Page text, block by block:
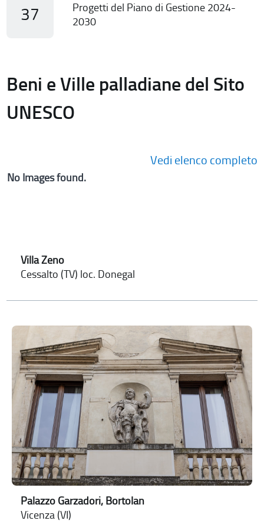
37
Progetti del Piano di Gestione 2024-
2030
Beni e Ville palladiane del Sito
UNESCO
Vedi elenco completo
No Images found.
Villa Zeno
Cessalto (TV) loc. Donegal
Palazzo Garzadori, Bortolan
Vicenza (VI)